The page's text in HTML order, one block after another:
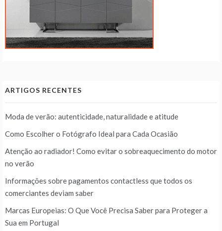
ARTIGOS RECENTES
Moda de verão: autenticidade, naturalidade e atitude
Como Escolher o Fotógrafo Ideal para Cada Ocasião
Atenção ao radiador! Como evitar o sobreaquecimento do motor
no verão
Informações sobre pagamentos contactless que todos os
comerciantes deviam saber
Marcas Europeias: O Que Você Precisa Saber para Proteger a
Sua em Portugal